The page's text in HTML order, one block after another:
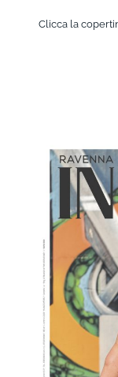
Clicca la